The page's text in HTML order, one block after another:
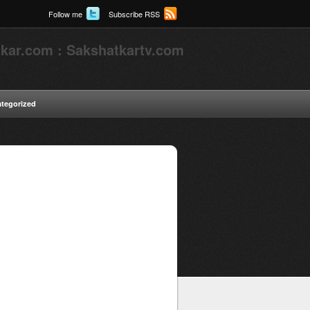
Follow me Subscribe RSS
: Sakshatkartv.com